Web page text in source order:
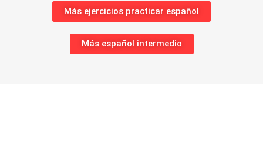
Más ejercicios practicar español
Más español intermedio